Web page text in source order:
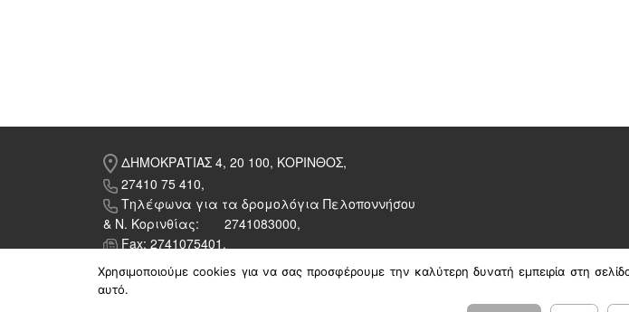
ΔΗΜΟΚΡΑΤΙΑΣ 4, 20 100, ΚΟΡΙΝΘΟΣ,
27410 75 410,
Τηλέφωνα για τα δρομολόγια Πελοποννήσου
& Ν. Κορινθίας: 2741083000,
Fax: 2741075401,
ktel@ktelkorinthias.gr
Χρησιμοποιούμε cookies για να σας προσφέρουμε την καλύτερη δυνατή εμπειρία στη
αυτό.